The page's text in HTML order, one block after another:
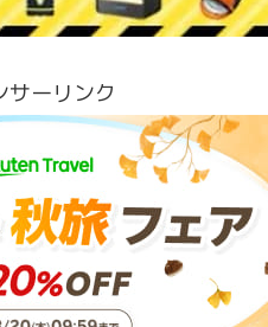
サーリンク